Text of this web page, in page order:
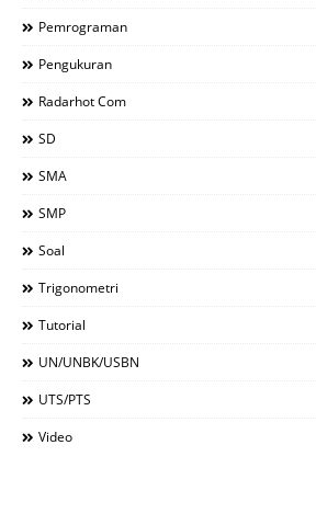
Pemrograman
Pengukuran
Radarhot Com
SD
SMA
SMP
Soal
Trigonometri
Tutorial
UN/UNBK/USBN
UTS/PTS
Video